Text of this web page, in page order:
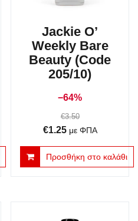
Jackie O’
Weekly Bare
Beauty (Code
205/10)
−64%
€3.50
Original
price
was:
€1.25Η
τρέχουσα
τιμή
με ΦΠΑ
Προσθήκη στο καλάθι